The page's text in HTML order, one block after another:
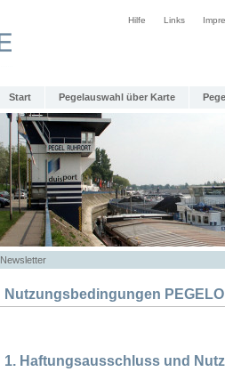
Hilfe Links
Start Pegelauswahl über Karte
Newsletter
Nutzungsbedingungen
1. Haftungsausschluss und